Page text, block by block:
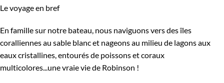
Le voyage en bref
En famille sur notre bateau, nous naviguons vers des îles
coralliennes au sable blanc et nageons au milieu de lagons aux
eaux cristallines, entourés de poissons et coraux
multicolores...une vraie vie de Robinson !